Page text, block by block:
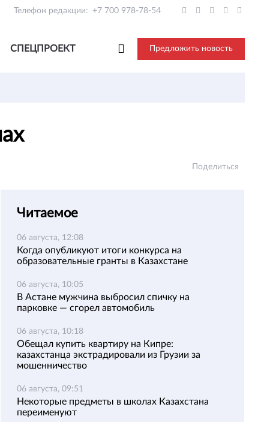
Телефон редакции: +7 700 978-78-54
СПЕЦПРОЕКТ Предложить новость
Поделиться
Читаемое
06 августа, 12:08
Когда опубликуют итоги конкурса на
образовательные гранты в Казахстане
06 августа, 10:05
В Астане мужчина выбросил спичку на
парковке — сгорел автомобиль
06 августа, 10:18
Обещал купить квартиру на Кипре:
казахстанца экстрадировали из Грузии за
мошенничество
06 августа, 09:51
Некоторые предметы в школах Казахстана
переименуют